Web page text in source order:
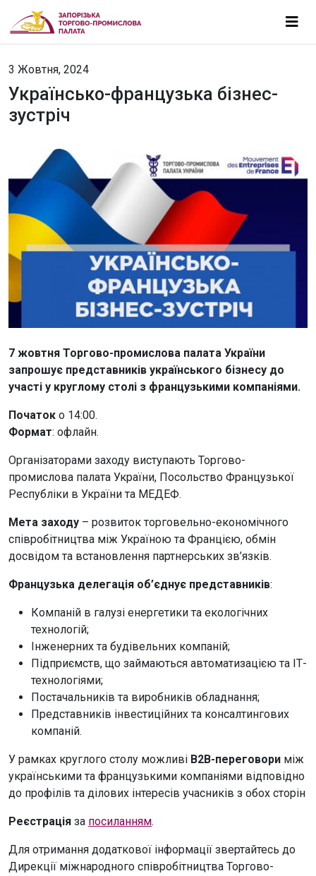
3 Жовтня, 2024
Українсько-французька бізнес-
зустріч
7 жовтня Торгово-промислова палата України
запрошує представників українського бізнесу до
участі у круглому столі з французькими компаніями.
Початок о 14:00.
Формат: офлайн.
Організаторами заходу виступають Торгово-
промислова палата України, Посольство Французької
Республіки в України та МЕДЕФ.
Мета заходу – розвиток торговельно-економічного
співробітництва між Україною та Францією, обмін
досвідом та встановлення партнерських зв’язків.
Французька делегація об’єднує представників:
Компаній в галузі енергетики та екологічних
технологій;
Інженерних та будівельних компаній;
Підприємств, що займаються автоматизацією та ІТ-
технологіями;
Постачальників та виробників обладнання;
Представників інвестиційних та консалтингових
компаній.
У рамках круглого столу можливі B2B-переговори між
українськими та французькими компаніями відповідно
до профілів та ділових інтересів учасників з обох сторін
Реєстрація за посиланням.
Для отримання додаткової інформації звертайтесь до
Дирекції міжнародного співробітництва Торгово-